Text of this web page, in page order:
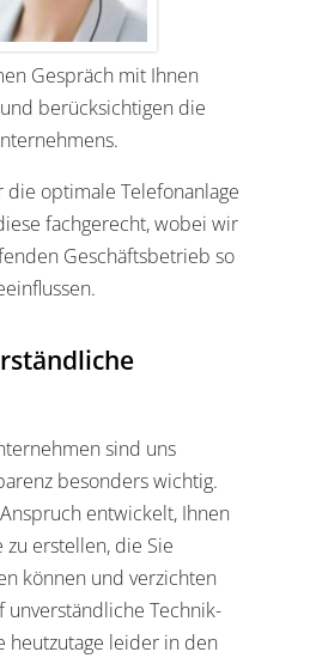
Gespräch mit Ihnen
berücksichtigen die
optimale Telefonanlage
fachgerecht, wobei wir
Geschäftsbetrieb so
sind uns
besonders wichtig.
entwickelt, Ihnen
erstellen, die Sie
können und verzichten
Technik-
heutzutage leider in den